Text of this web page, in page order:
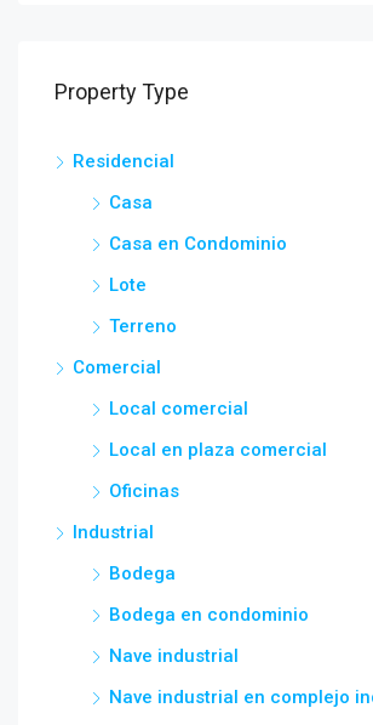
Property Type
Residencial
Casa
Casa en Condominio
Lote
Terreno
Comercial
Local comercial
Local en plaza comercial
Oficinas
Industrial
Bodega
Bodega en condominio
Nave industrial
Nave industrial en complejo